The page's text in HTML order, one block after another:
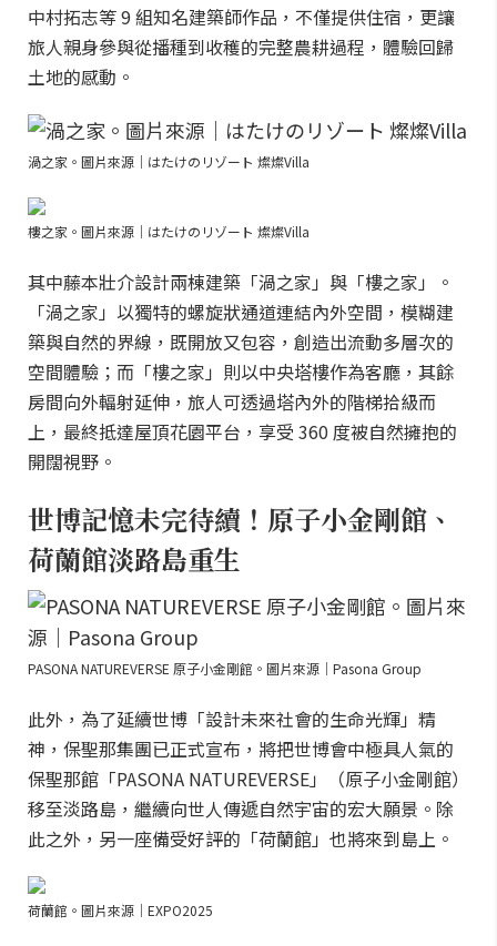
中村拓志等 9 組知名建築師作品，不僅提供住宿，更讓
旅人親身參與從播種到收穫的完整農耕過程，體驗回歸
土地的感動。
渦之家。圖片來源｜はたけのリゾート 燦燦Villa
樓之家。圖片來源｜はたけのリゾート 燦燦Villa
其中藤本壯介設計兩棟建築「渦之家」與「樓之家」。
「渦之家」以獨特的螺旋狀通道連結內外空間，模糊建
築與自然的界線，既開放又包容，創造出流動多層次的
空間體驗；而「樓之家」則以中央塔樓作為客廳，其餘
房間向外輻射延伸，旅人可透過塔內外的階梯拾級而
上，最終抵達屋頂花園平台，享受 360 度被自然擁抱的
開闊視野。
世博記憶未完待續！原子小金剛館、
荷蘭館淡路島重生
PASONA NATUREVERSE 原子小金剛館。圖片來源｜Pasona Group
此外，為了延續世博「設計未來社會的生命光輝」精
神，保聖那集團已正式宣布，將把世博會中極具人氣的
保聖那館「PASONA NATUREVERSE」（原子小金剛館）
移至淡路島，繼續向世人傳遞自然宇宙的宏大願景。除
此之外，另一座備受好評的「荷蘭館」也將來到島上。
荷蘭館。圖片來源｜EXPO2025